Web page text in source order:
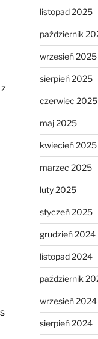
listopad 2025
październik
wrzesień 2025
sierpień 2025
czerwiec 2025
maj 2025
kwiecień 2025
marzec 2025
luty 2025
styczeń 2025
grudzień 2024
listopad 2024
październik
wrzesień 2024
sierpień 2024